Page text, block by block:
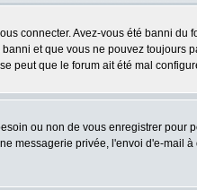
connecter. Avez-vous été banni
et que vous ne pouvez
peut que le forum ait été mal
ou non de vous enregistrer
messagerie privée, l'envoi d'e-